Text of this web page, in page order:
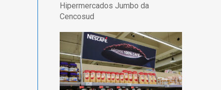
Hipermercados Jumbo da
Cencosud